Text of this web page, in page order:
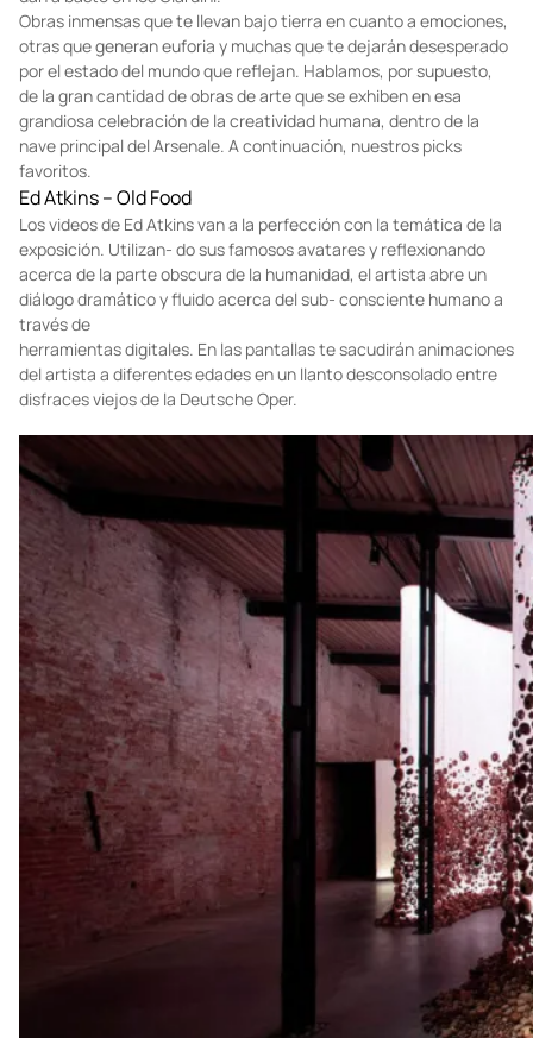
Obras inmensas que te llevan bajo tierra en cuanto a emociones,
otras que generan euforia y muchas que te dejarán desesperado
por el estado del mundo que reflejan. Hablamos, por supuesto,
de la gran cantidad de obras de arte que se exhiben en esa
grandiosa celebración de la creatividad humana, dentro de la
nave principal del Arsenale. A continuación, nuestros picks
favoritos.
Ed Atkins – Old Food
Los videos de Ed Atkins van a la perfección con la temática de la
exposición. Utilizan- do sus famosos avatares y reflexionando
acerca de la parte obscura de la humanidad, el artista abre un
diálogo dramático y fluido acerca del sub- consciente humano a
través de
herramientas digitales. En las pantallas te sacudirán animaciones
del artista a diferentes edades en un llanto desconsolado entre
disfraces viejos de la Deutsche Oper.